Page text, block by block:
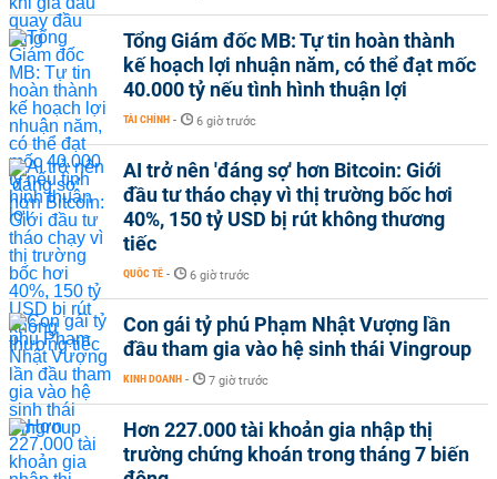
Tổng Giám đốc MB: Tự tin hoàn thành
kế hoạch lợi nhuận năm, có thể đạt mốc
40.000 tỷ nếu tình hình thuận lợi
TÀI CHÍNH - 6 giờ trước
AI trở nên 'đáng sợ' hơn Bitcoin: Giới
đầu tư tháo chạy vì thị trường bốc hơi
40%, 150 tỷ USD bị rút không thương
tiếc
QUỐC TẾ - 6 giờ trước
Con gái tỷ phú Phạm Nhật Vượng lần
đầu tham gia vào hệ sinh thái Vingroup
KINH DOANH - 7 giờ trước
Hơn 227.000 tài khoản gia nhập thị
trường chứng khoán trong tháng 7 biến